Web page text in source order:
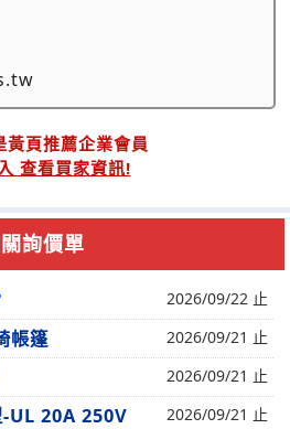
黃頁推薦企業會員
查看買家資訊!
詢價單
2026/09/22 止
帳篷 2026/09/21 止
2026/09/21 止
-UL 20A 250V
2026/09/21 止